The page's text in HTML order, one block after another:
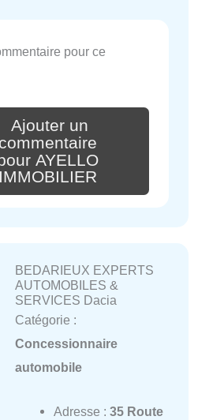
pour ce
Ajouter un
commentaire
AYELLO
IMMOBILIER
BEDARIEUX EXPERTS
AUTOMOBILES &
SERVICES Dacia
Catégorie :
Concessionnaire
automobile
Adresse : 35 Route